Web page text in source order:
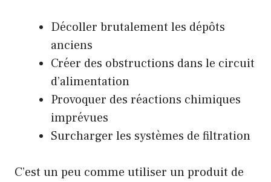
Décoller brutalement les dépôts
anciens
Créer des obstructions dans le circuit
d’alimentation
Provoquer des réactions chimiques
imprévues
Surcharger les systèmes de filtration
C’est un peu comme utiliser un produit de